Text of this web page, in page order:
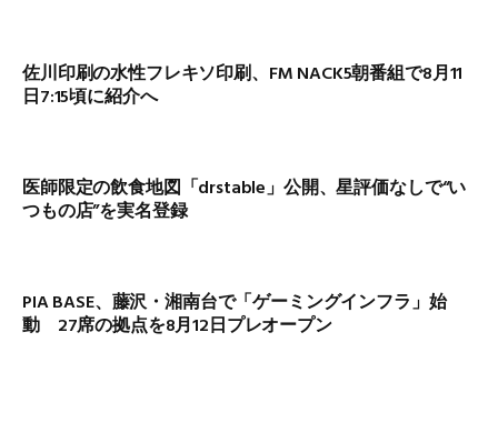
佐川印刷の水性フレキソ印刷、FM NACK5朝番組で8月11
日7:15頃に紹介へ
医師限定の飲食地図「drstable」公開、星評価なしで“い
つもの店”を実名登録
PIA BASE、藤沢・湘南台で「ゲーミングインフラ」始
動 27席の拠点を8月12日プレオープン